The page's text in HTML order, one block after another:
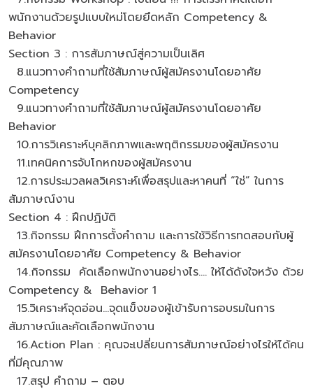
พนักงานด้วยรูปแบบใหม่โดยยึดหลัก Competency &
Behavior
Section 3 : การสัมภาษณ์สู่ความเป็นเลิศ
8.แนวทางคำถามที่ใช้สัมภาษณ์ผู้สมัครงานโดยอาศัย
Competency
9.แนวทางคำถามที่ใช้สัมภาษณ์ผู้สมัครงานโดยอาศัย
Behavior
10.การวิเคราะห์บุคลิกภาพและพฤติกรรมของผู้สมัครงาน
11.เทคนิคการจับโกหกของผู้สมัครงาน
12.การประมวลผลวิเคราะห์เพื่อสรุปและหาคนที่ “ใช่” ในการ
สัมภาษณ์งาน
Section 4 : ฝึกปฏิบัติ
13.กิจกรรม ฝึกการตั้งคำถาม และการใช้วิธีการทดสอบกับผู้
สมัครงานโดยอาศัย Competency & Behavior
14.กิจกรรม คัดเลือกพนักงานอย่างไร.... ให้ได้ดังใจหวัง ด้วย
Competency & Behavior 1
15.วิเคราะห์จุดอ่อน...จุดแข็งของผู้เข้ารับการอบรมในการ
สัมภาษณ์และคัดเลือกพนักงาน
16.Action Plan : คุณจะเปลี่ยนการสัมภาษณ์อย่างไรให้ได้คน
ที่มีคุณภาพ
17.สรุป คำถาม – ตอบ